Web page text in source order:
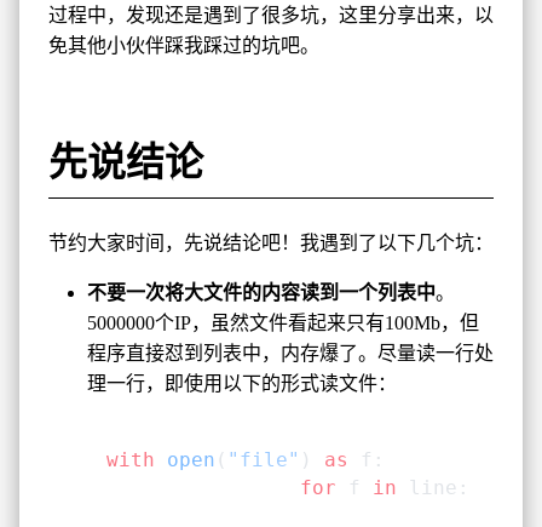
过程中，发现还是遇到了很多坑，这里分享出来，以
免其他小伙伴踩我踩过的坑吧。
先说结论
节约大家时间，先说结论吧！我遇到了以下几个坑：
不要一次将大文件的内容读到一个列表中。
5000000个IP，虽然文件看起来只有100Mb，但
程序直接怼到列表中，内存爆了。尽量读一行处
理一行，即使用以下的形式读文件：
with open ( "file" ) as
f:
		for
f in line: